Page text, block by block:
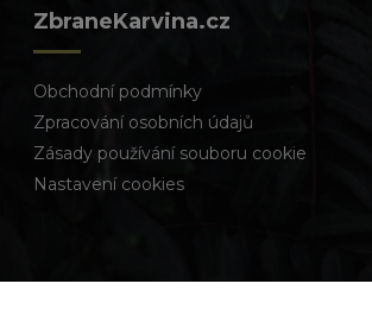
ZbraneKarvina.cz
Obchodní podmínky
Zpracování osobních údajů
Zásady používání souboru cookie
Nastavení cookies